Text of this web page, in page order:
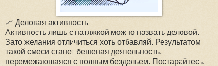
📈 Деловая активность
Активность лишь с натяжкой можно назвать деловой.
Зато желания отличиться хоть отбавляй. Результатом
такой смеси станет бешеная деятельность,
перемежающаяся с полным бездельем. Постарайтесь,